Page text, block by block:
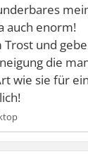
auch enorm!
und
die
wie sie für